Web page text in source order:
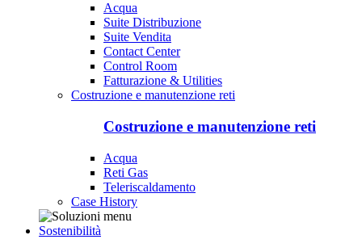
Acqua
Suite Distribuzione
Suite Vendita
Contact Center
Control Room
Fatturazione & Utilities
Costruzione e manutenzione reti
Costruzione e manutenzione reti
Acqua
Reti Gas
Teleriscaldamento
Case History
Sostenibilità